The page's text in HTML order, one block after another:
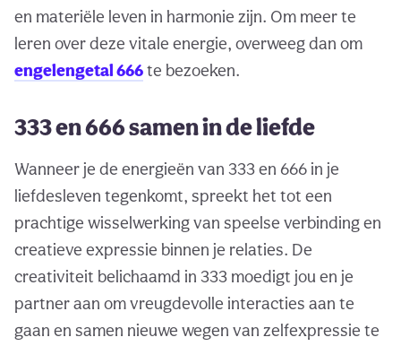
en materiële leven in harmonie zijn. Om meer te
leren over deze vitale energie, overweeg dan om
engelengetal 666te bezoeken.
333 en 666 samen in de liefde
Wanneer je de energieën van 333 en 666 in je
liefdesleven tegenkomt, spreekt het tot een
prachtige wisselwerking van speelse verbinding en
creatieve expressie binnen je relaties. De
creativiteit belichaamd in 333 moedigt jou en je
partner aan om vreugdevolle interacties aan te
gaan en samen nieuwe wegen van zelfexpressie te